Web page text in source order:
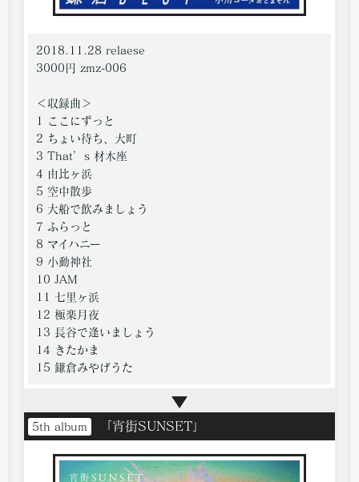
2018.11.28 relaese
3000円 zmz-006
＜収録曲＞
1 ここにずっと
2 ちょい待ち、大町
3 That’s 材木座
4 由比ヶ浜
5 空中散歩
6 大船で飲みましょう
7 ふらっと
8 マイハニー
9 小動神社
10 JAM
11 七里ヶ浜
12 極楽月夜
13 長谷で逢いましょう
14 きたかま
15 鎌倉みやげうた
5th album 「宵街SUNSET」